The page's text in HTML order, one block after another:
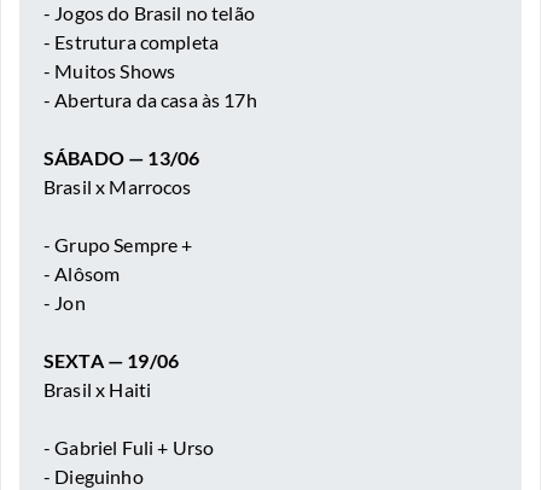
- Jogos do Brasil no telão
- Estrutura completa
- Muitos Shows
- Abertura da casa às 17h
SÁBADO — 13/06
Brasil x Marrocos
- Grupo Sempre +
- Alôsom
- Jon
SEXTA — 19/06
Brasil x Haiti
- Gabriel Fuli + Urso
- Dieguinho